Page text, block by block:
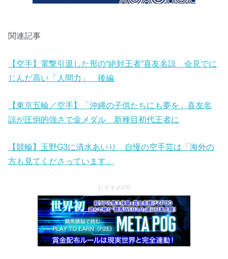
関連記事
【空手】電撃引退した形の“絶対王者”喜友名諒 会見でに
じんだ高い「人間力」 後編
【東京五輪／空手】「沖縄の子供たちにも夢を」喜友名
諒が圧倒的強さで金メダル 新種目初代王者に
【競輪】玉野G3に清水あいり 自慢の空手芸は「海外の
方も見てくださっています」
おすすめPR